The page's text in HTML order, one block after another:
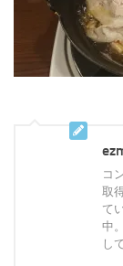
コ
取
て
中
し